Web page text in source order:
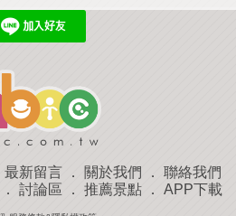
最新留言 ． 關於我們 ． 聯絡我們
討論區 ． 推薦景點． APP下載